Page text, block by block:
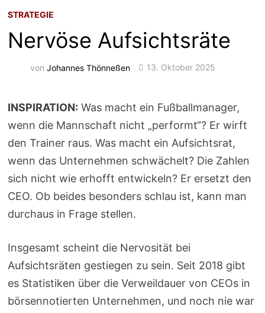
STRATEGIE
Nervöse Aufsichtsräte
vonJohannes Thönneßen 13. Oktober 2025
INSPIRATION: Was macht ein Fußballmanager,
wenn die Mannschaft nicht „performt“? Er wirft
den Trainer raus. Was macht ein Aufsichtsrat,
wenn das Unternehmen schwächelt? Die Zahlen
sich nicht wie erhofft entwickeln? Er ersetzt den
CEO. Ob beides besonders schlau ist, kann man
durchaus in Frage stellen.
Insgesamt scheint die Nervosität bei
Aufsichtsräten gestiegen zu sein. Seit 2018 gibt
es Statistiken über die Verweildauer von CEOs in
börsennotierten Unternehmen, und noch nie war